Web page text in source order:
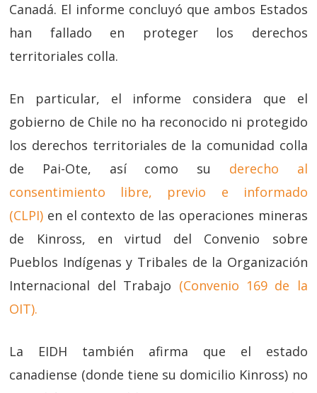
Canadá. El informe concluyó que ambos Estados
han fallado en proteger los derechos
territoriales colla.
En particular, el informe considera que el
gobierno de Chile no ha reconocido ni protegido
los derechos territoriales de la comunidad colla
de Pai-Ote, así como su derecho al
consentimiento libre, previo e informado
(CLPI) en el contexto de las operaciones mineras
de Kinross, en virtud del Convenio sobre
Pueblos Indígenas y Tribales de la Organización
Internacional del Trabajo (Convenio 169 de la
OIT).
La EIDH también afirma que el estado
canadiense (donde tiene su domicilio Kinross) no